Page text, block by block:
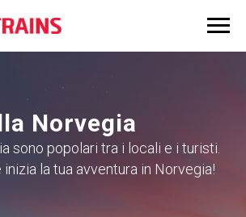
Norvegia
sono popolari tra i locali e i turisti.
la tua avventura in Norvegia!